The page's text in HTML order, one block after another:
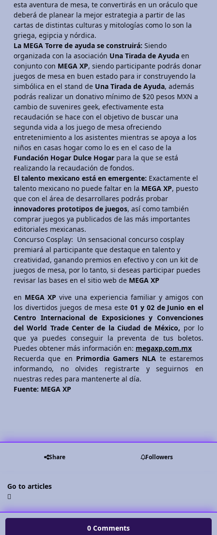
esta aventura de mesa, te convertirás en un oráculo que
deberá de planear la mejor estrategia a partir de las
cartas de distintas culturas y mitologías como lo son la
griega, egipcia y nórdica.
La MEGA Torre de ayuda se construirá: Siendo
organizada con la asociación Una Tirada de Ayuda en
conjunto con MEGA XP, siendo participante podrás donar
juegos de mesa en buen estado para ir construyendo la
simbólica en el stand de Una Tirada de Ayuda, además
podrás realizar un donativo mínimo de $20 pesos MXN a
cambio de suvenires geek, efectivamente esta
recaudación se hace con el objetivo de buscar una
segunda vida a los juego de mesa ofreciendo
entretenimiento a los asistentes mientras se apoya a los
niños en casas hogar como lo es en el caso de la
Fundación Hogar Dulce Hogar para la que se está
realizando la recaudación de fondos.
El talento mexicano está en emergente: Exactamente el
talento mexicano no puede faltar en la MEGA XP, puesto
que con el área de desarrollares podrás probar
innovadores prototipos de juegos, así como también
comprar juegos ya publicados de las más importantes
editoriales mexicanas.
Concurso Cosplay: Un sensacional concurso cosplay
premiará al participante que destaque en talento y
creatividad, ganando premios en efectivo y con un kit de
juegos de mesa, por lo tanto, si deseas participar puedes
revisar las bases en el sitio web de MEGA XP
en MEGA XP vive una experiencia familiar y amigos con
los divertidos juegos de mesa este 01 y 02 de Junio en el
Centro Internacional de Exposiciones y Convenciones
del World Trade Center de la Ciudad de México, por lo
que ya puedes conseguir la preventa de tus boletos.
Puedes obtener más información en: megaxp.com.mx
Recuerda que en Primordia Gamers NLA te estaremos
informando, no olvides registrarte y seguirnos en
nuestras redes para mantenerte al día.
Fuente: MEGA XP
Share Followers
Go to articles
0 Comments